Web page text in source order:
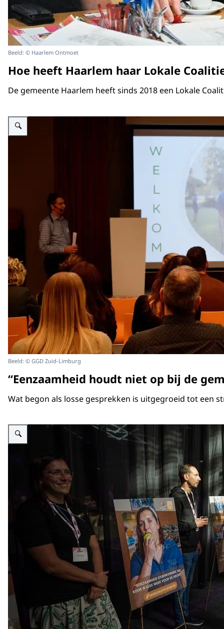
Beeld: © Haarlem Ontmoet
Hoe heeft Haarlem haar Lokale
De gemeente Haarlem heeft sinds 2018 een Lokale
Vergroot afbeelding Zaal met een paar mensen in beeld en vooraan de
Beeld: © GGD Zuid-Limburg
“Eenzaamheid houdt niet op bij de
Wat begon als losse gesprekken is uitgegroeid tot een
Vergroot afbeelding Jongeren